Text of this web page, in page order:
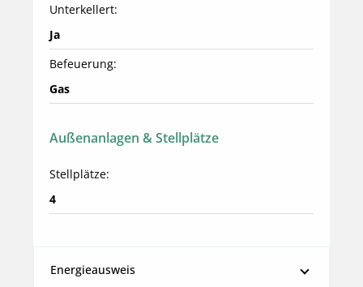
Unterkellert:
Ja
Befeuerung:
Gas
Außenanlagen & Stellplätze
Stellplätze:
4
Energieausweis